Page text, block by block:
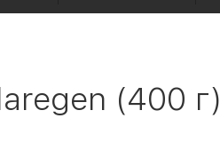
(400 г)